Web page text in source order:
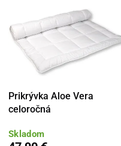
Prikrývka Aloe Vera
celoročná
Skladom